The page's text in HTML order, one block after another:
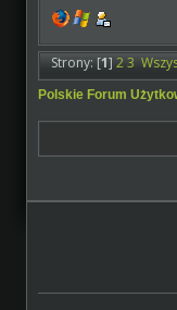
Strony: [1]23
Polskie Forum